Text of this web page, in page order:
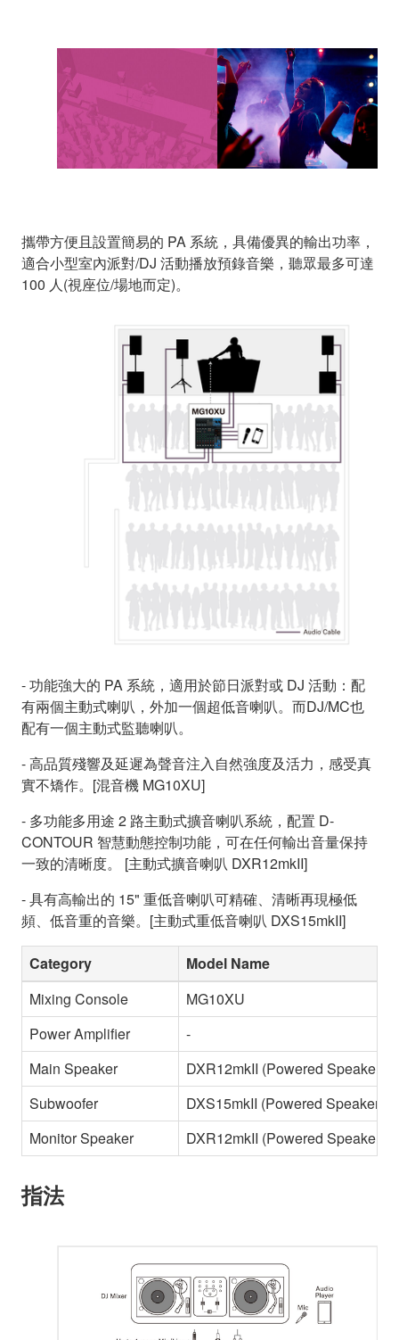
攜帶方便且設置簡易的 PA 系統，具備優異的輸出功率，
適合小型室內派對/DJ 活動播放預錄音樂，聽眾最多可達
100 人(視座位/場地而定)。
- 功能強大的 PA 系統，適用於節日派對或 DJ 活動：配
有兩個主動式喇叭，外加一個超低音喇叭。而DJ/MC也
配有一個主動式監聽喇叭。
- 高品質殘響及延遲為聲音注入自然強度及活力，感受真
實不矯作。[混音機 MG10XU]
- 多功能多用途 2 路主動式擴音喇叭系統，配置 D-
CONTOUR 智慧動態控制功能，可在任何輸出音量保持
一致的清晰度。 [主動式擴音喇叭 DXR12mkII]
- 具有高輸出的 15" 重低音喇叭可精確、清晰再現極低
頻、低音重的音樂。[主動式重低音喇叭 DXS15mkII]
Category
Model Name
Mixing Console
MG10XU
Power Amplifier
-
Main Speaker
DXR12mkII (Powered Speaker)
Subwoofer
DXS15mkII (Powered Speaker)
Monitor Speaker
DXR12mkII (Powered Speaker)
指法